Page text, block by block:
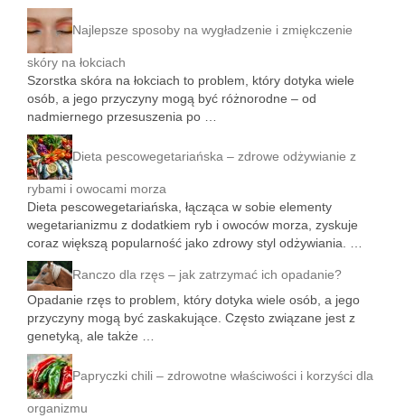
Najlepsze sposoby na wygładzenie i zmiękczenie
skóry na łokciach
Szorstka skóra na łokciach to problem, który dotyka wiele
osób, a jego przyczyny mogą być różnorodne – od
nadmiernego przesuszenia po …
Dieta pescowegetariańska – zdrowe odżywianie z
rybami i owocami morza
Dieta pescowegetariańska, łącząca w sobie elementy
wegetarianizmu z dodatkiem ryb i owoców morza, zyskuje
coraz większą popularność jako zdrowy styl odżywiania. …
Ranczo dla rzęs – jak zatrzymać ich opadanie?
Opadanie rzęs to problem, który dotyka wiele osób, a jego
przyczyny mogą być zaskakujące. Często związane jest z
genetyką, ale także …
Papryczki chili – zdrowotne właściwości i korzyści dla
organizmu